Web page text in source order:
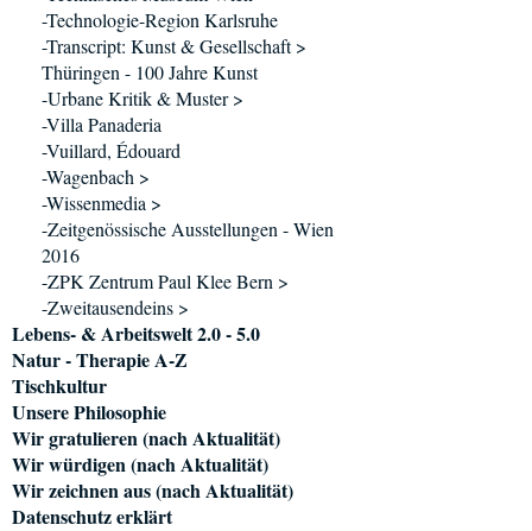
-Technologie-Region Karlsruhe
-Transcript: Kunst & Gesellschaft >
Thüringen - 100 Jahre Kunst
-Urbane Kritik & Muster >
-Villa Panaderia
-Vuillard, Édouard
-Wagenbach >
-Wissenmedia >
-Zeitgenössische Ausstellungen - Wien
2016
-ZPK Zentrum Paul Klee Bern >
-Zweitausendeins >
Lebens- & Arbeitswelt 2.0 - 5.0
Natur - Therapie A-Z
Tischkultur
Unsere Philosophie
Wir gratulieren (nach Aktualität)
Wir würdigen (nach Aktualität)
Wir zeichnen aus (nach Aktualität)
Datenschutz erklärt